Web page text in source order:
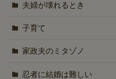
夫婦が壊れるとき
子育て
家政夫のミタゾノ
忍者に結婚は難しい